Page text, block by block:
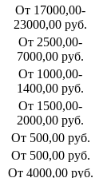
От 17000,00-
23000,00 руб.
От 2500,00-
7000,00 руб.
От 1000,00-
1400,00 руб.
От 1500,00-
2000,00 руб.
От 500,00 руб.
От 500,00 руб.
От 4000,00 руб.